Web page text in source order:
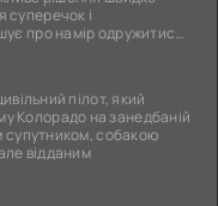
суперечок і
про намір одружитися,
пілот, який
Колорадо на занедбаній
супутником, собакою
відданим